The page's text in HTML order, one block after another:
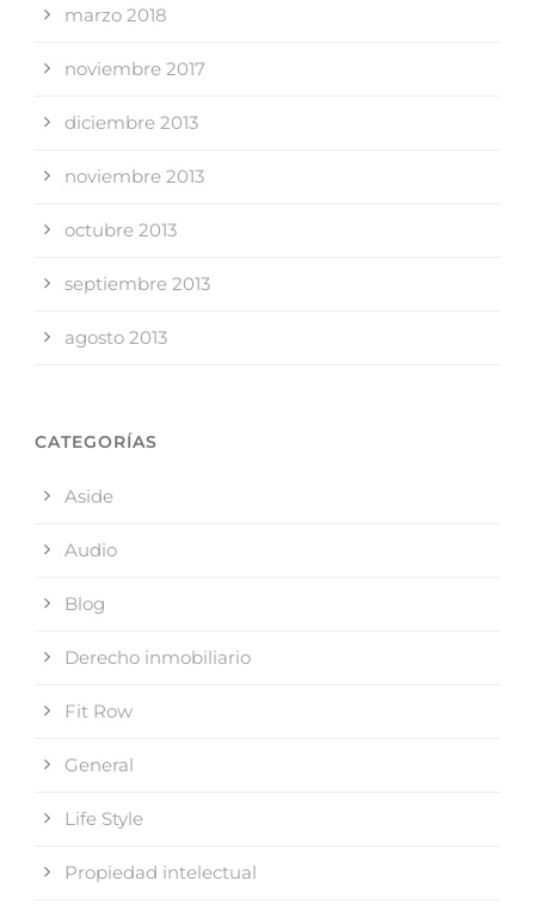
marzo 2018
noviembre 2017
diciembre 2013
noviembre 2013
octubre 2013
septiembre 2013
agosto 2013
CATEGORÍAS
Aside
Audio
Blog
Derecho inmobiliario
Fit Row
General
Life Style
Propiedad intelectual